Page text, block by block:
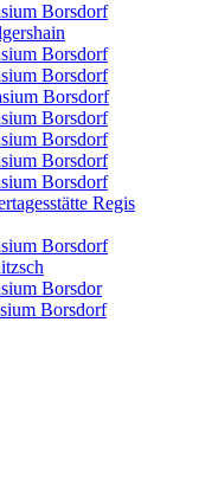
Borsdorf
Borsdorf
Borsdorf
Borsdorf
Borsdorf
Borsdorf
Borsdorf
Borsdorf
Regis
Borsdorf
Borsdor
Borsdorf